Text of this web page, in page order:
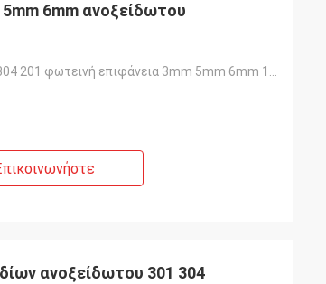
6mm ανοξείδωτου
ανοξείδωτου 301 304